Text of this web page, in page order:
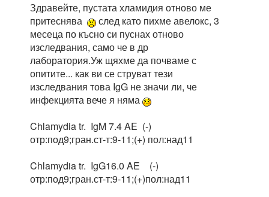
Здравейте, пустата хламидия отново ме
притеснява
след като пихме авелокс, 3
месеца по късно си пуснах отново
изследвания, само че в др
лаборатория.Уж щяхме да почваме с
опитите... как ви се струват тези
изследвания това IgG не значи ли, че
инфекцията вече я няма
Chlamydia tr. IgM 7.4 AE (-)
отр:под9;гран.ст-т:9-11;(+) пол:над11
Chlamydia tr. IgG16.0 AE (-)
отр:под9;гран.ст-т:9-11;(+)пол:над11